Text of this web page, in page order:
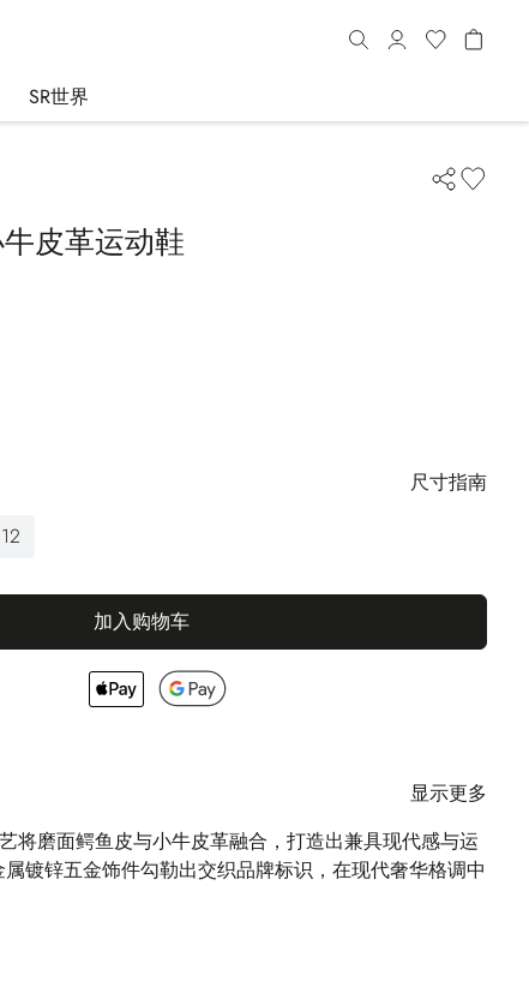
SR世界
皮革运动鞋
尺寸指南
12
加入购物车
显示更多
将磨面鳄鱼皮与小牛皮革融合，打造出兼具现代感与运
镀锌五金饰件勾勒出交织品牌标识，在现代奢华格调中